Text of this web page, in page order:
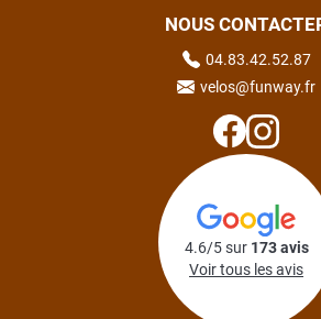
NOUS
04.83.42.52.87
velos@funway.fr
4.6/5 sur 173 avis
Voir tous les avis